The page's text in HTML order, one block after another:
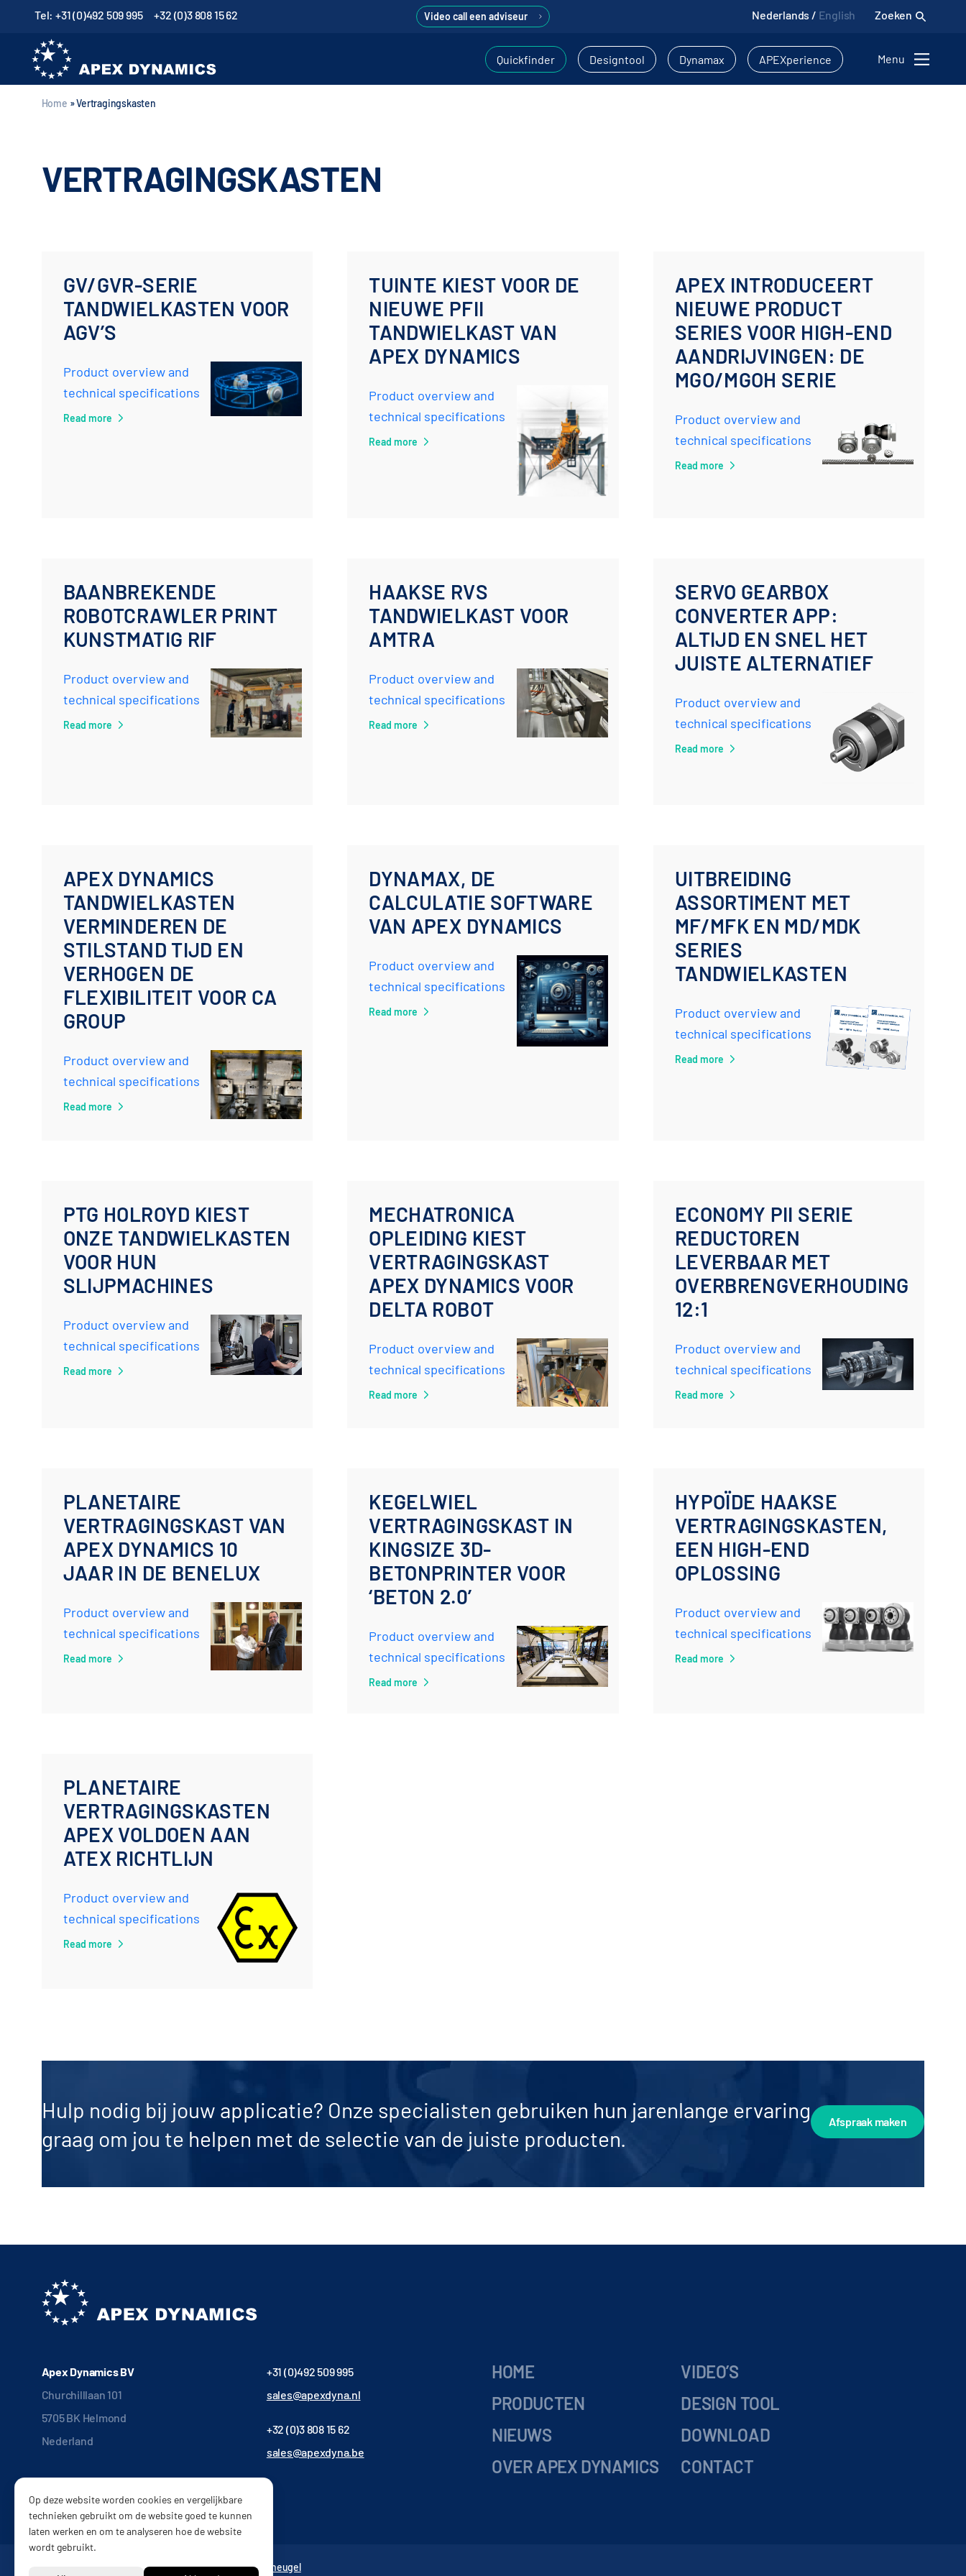
Tel: +31 (0)492 509 995 +32 (0)3 808 15 62 Video call een adviseur Nederlands / English Zoeken
Quickfinder Designtool Dynamax APEXperience Menu
Home »Vertragingskasten
VERTRAGINGSKASTEN
GV/GVR-SERIE
TANDWIELKASTEN VOOR
AGV’S
Product overview and
technical specifications
Read more
TUINTE KIEST VOOR DE
NIEUWE PFII
TANDWIELKAST VAN
APEX DYNAMICS
Product overview and
technical specifications
Read more
APEX INTRODUCEERT
NIEUWE PRODUCT
SERIES VOOR HIGH-END
AANDRIJVINGEN: DE
MGO/MGOH SERIE
Product overview and
technical specifications
Read more
BAANBREKENDE
ROBOTCRAWLER PRINT
KUNSTMATIG RIF
Product overview and
technical specifications
Read more
HAAKSE RVS
TANDWIELKAST VOOR
AMTRA
Product overview and
technical specifications
Read more
SERVO GEARBOX
CONVERTER APP:
ALTIJD EN SNEL HET
JUISTE ALTERNATIEF
Product overview and
technical specifications
Read more
APEX DYNAMICS
TANDWIELKASTEN
VERMINDEREN DE
STILSTAND TIJD EN
VERHOGEN DE
FLEXIBILITEIT VOOR CA
GROUP
Product overview and
technical specifications
Read more
DYNAMAX, DE
CALCULATIE SOFTWARE
VAN APEX DYNAMICS
Product overview and
technical specifications
Read more
UITBREIDING
ASSORTIMENT MET
MF/MFK EN MD/MDK
SERIES
TANDWIELKASTEN
Product overview and
technical specifications
Read more
PTG HOLROYD KIEST
ONZE TANDWIELKASTEN
VOOR HUN
SLIJPMACHINES
Product overview and
technical specifications
Read more
MECHATRONICA
OPLEIDING KIEST
VERTRAGINGSKAST
APEX DYNAMICS VOOR
DELTA ROBOT
Product overview and
technical specifications
Read more
ECONOMY PII SERIE
REDUCTOREN
LEVERBAAR MET
OVERBRENGVERHOUDING
12:1
Product overview and
technical specifications
Read more
PLANETAIRE
VERTRAGINGSKAST VAN
APEX DYNAMICS 10
JAAR IN DE BENELUX
Product overview and
technical specifications
Read more
KEGELWIEL
VERTRAGINGSKAST IN
KINGSIZE 3D-
BETONPRINTER VOOR
‘BETON 2.0’
Product overview and
technical specifications
Read more
HYPOÏDE HAAKSE
VERTRAGINGSKASTEN,
EEN HIGH-END
OPLOSSING
Product overview and
technical specifications
Read more
PLANETAIRE
VERTRAGINGSKASTEN
APEX VOLDOEN AAN
ATEX RICHTLIJN
Product overview and
technical specifications
Read more
Hulp nodig bij jouw applicatie? Onze specialisten gebruiken hun jarenlange ervaring
graag om jou te helpen met de selectie van de juiste producten.
Afspraak maken
Apex Dynamics BV
Churchilllaan 101
5705 BK Helmond
Nederland
+31 (0)492 509 995
sales@apexdyna.nl
+32 (0)3 808 15 62
sales@apexdyna.be
HOME
PRODUCTEN
NIEUWS
OVER APEX DYNAMICS
VIDEO’S
DESIGN TOOL
DOWNLOAD
CONTACT
Vertragingskasten Reductor Tandheugel
Op deze website worden cookies en vergelijkbare
technieken gebruikt om de website goed te kunnen
laten werken en om te analyseren hoe de website
wordt gebruikt.